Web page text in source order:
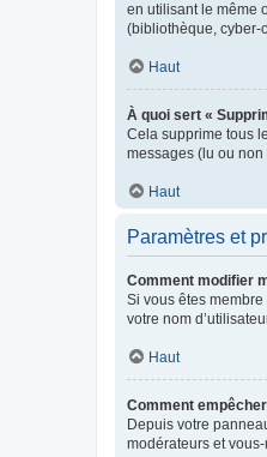
en utilisant le même
(bibliothèque, cyber-
Haut
À quoi sert «
Cela supprime tous
messages (lu ou
Haut
Paramètres et
Comment modifier
Si vous êtes
votre nom
Haut
Comment
Depuis votre
modérateurs et